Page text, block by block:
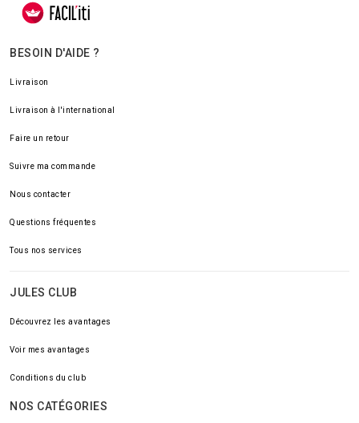
BESOIN D'AIDE ?
Livraison
Livraison à l'international
Faire un retour
Suivre ma commande
Nous contacter
Questions fréquentes
Tous nos services
JULES CLUB
Découvrez les avantages
Voir mes avantages
Conditions du club
NOS CATÉGORIES